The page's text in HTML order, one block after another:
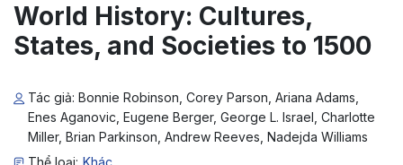
World History: Cultures,
States, and Societies to 1500
Tác giả: Bonnie Robinson, Corey Parson, Ariana Adams,
Enes Aganovic, Eugene Berger, George L. Israel, Charlotte
Miller, Brian Parkinson, Andrew Reeves, Nadejda Williams
Thể loại: Khác